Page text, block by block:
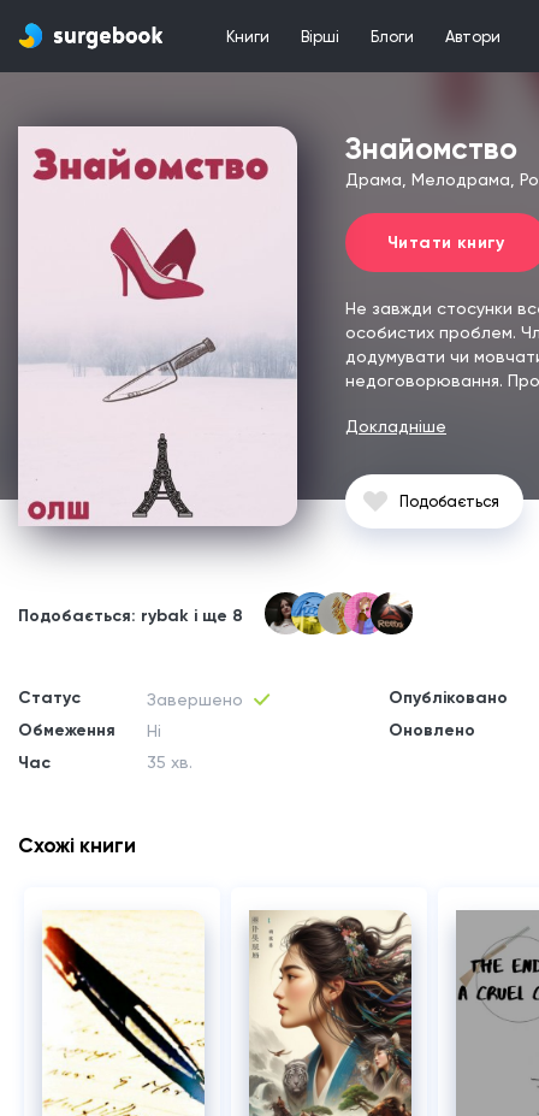
Книги Вірші Блоги Автори
Знайомство
Драма, Мелодрама,
Читати книгу
Не завжди стосунки
особистих проблем.
додумувати чи
недоговорювання. Про
Докладніше
Подобається
Подобається: rybak і ще 8
Статус
Обмеження
Час
Завершено
Ні
35 хв.
Опубліковано
Оновлено
Схожі книги